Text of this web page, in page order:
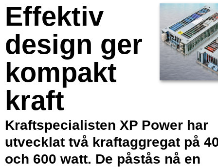
Effektiv
design ger
kompakt
kraft
Kraftspecialisten XP Power har
utvecklat två kraftaggregat på
och 600 watt. De påstås nå en